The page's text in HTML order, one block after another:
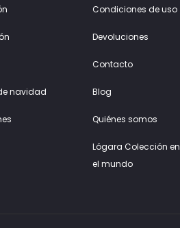
navidad
Condiciones de uso
Devoluciones
Contacto
Blog
Quiénes somos
Lógara Colección en
el mundo